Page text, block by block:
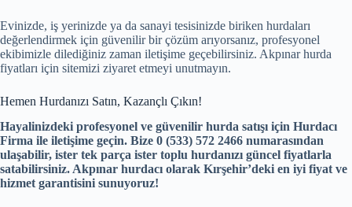
Evinizde, iş yerinizde ya da sanayi tesisinizde biriken hurdaları
değerlendirmek için güvenilir bir çözüm arıyorsanız, profesyonel
ekibimizle dilediğiniz zaman iletişime geçebilirsiniz. Akpınar hurda
fiyatları için sitemizi ziyaret etmeyi unutmayın.
Hemen Hurdanızı Satın, Kazançlı Çıkın!
Hayalinizdeki profesyonel ve güvenilir hurda satışı için Hurdacı
Firma ile iletişime geçin. Bize 0 (533) 572 2466 numarasından
ulaşabilir, ister tek parça ister toplu hurdanızı güncel fiyatlarla
satabilirsiniz. Akpınar hurdacı olarak Kırşehir’deki en iyi fiyat ve
hizmet garantisini sunuyoruz!